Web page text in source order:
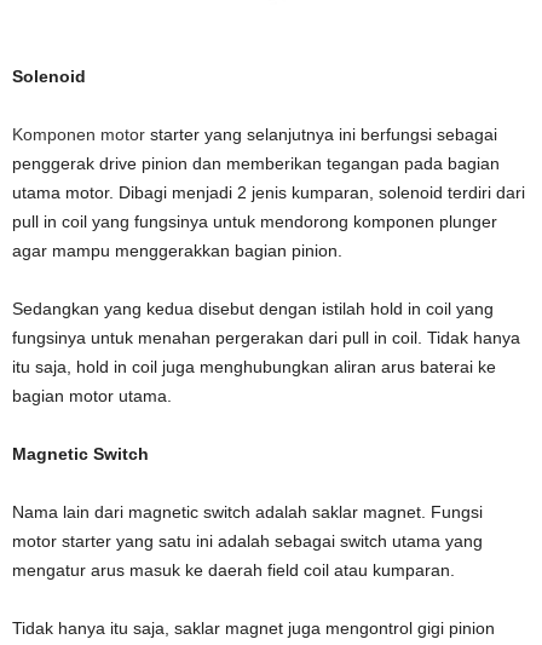
Solenoid
Komponen motor starter yang selanjutnya ini berfungsi sebagai
penggerak drive pinion dan memberikan tegangan pada bagian
utama motor. Dibagi menjadi 2 jenis kumparan, solenoid terdiri dari
pull in coil yang fungsinya untuk mendorong komponen plunger
agar mampu menggerakkan bagian pinion.
Sedangkan yang kedua disebut dengan istilah hold in coil yang
fungsinya untuk menahan pergerakan dari pull in coil. Tidak hanya
itu saja, hold in coil juga menghubungkan aliran arus baterai ke
bagian motor utama.
Magnetic Switch
Nama lain dari magnetic switch adalah saklar magnet. Fungsi
motor starter yang satu ini adalah sebagai switch utama yang
mengatur arus masuk ke daerah field coil atau kumparan.
Tidak hanya itu saja, saklar magnet juga mengontrol gigi pinion